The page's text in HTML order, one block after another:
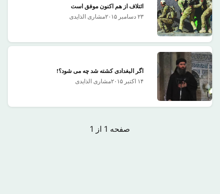
ائتلاف از هم اکنون موفق است
مشاری الذایدی ۲۳ دسامبر ۲۰۱۵
اگر البغدادی کشته شد چه می شود؟!
مشاری الذایدی ۱۴ اکتبر ۲۰۱۵
صفحه 1 از 1